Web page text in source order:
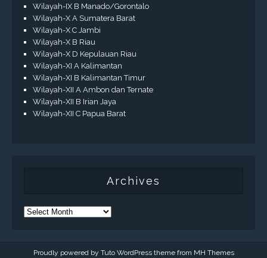
Wilayah-IX B Manado/Gorontalo
Wilayah-X A Sumatera Barat
Wilayah-X C Jambi
Wilayah-X B Riau
Wilayah-X D Kepulauan Riau
Wilayah-XI A Kalimantan
Wilayah-XI B Kalimantan Timur
Wilayah-XII A Ambon dan Ternate
Wilayah-XII B Irian Jaya
Wilayah-XII C Papua Barat
Archives
Proudly powered by Tuto WordPress theme from MH Themes